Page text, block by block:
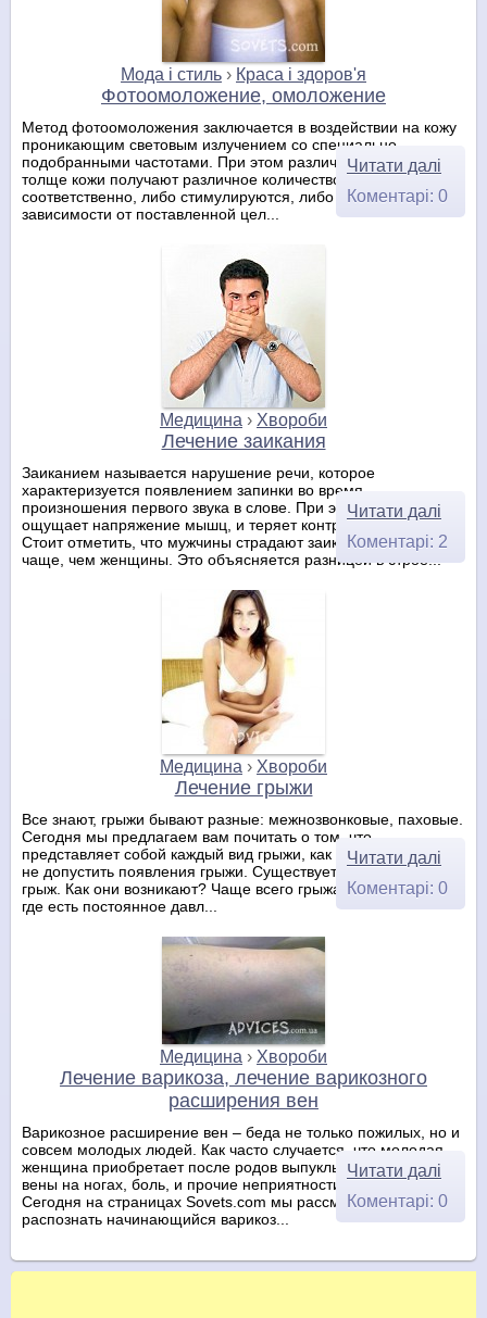
Мода і стиль › Краса і здоров'я
Фотоомоложение, омоложение
Метод фотоомоложения заключается в воздействии на кожу
проникающим световым излучением со специально
подобранными частотами. При этом различные структуры в
толще кожи получают различное количество энергии – и,
соответственно, либо стимулируются, либо разрушаются – в
зависимости от поставленной цел...
Читати далі
Коментарі: 0
Медицина › Хвороби
Лечение заикания
Заиканием называется нарушение речи, которое
характеризуется появлением запинки во время
произношения первого звука в слове. При этом заика
ощущает напряжение мышц, и теряет контроль над речью.
Стоит отметить, что мужчины страдают заиканием намного
чаще, чем женщины. Это объясняется разницей в строе...
Читати далі
Коментарі: 2
Медицина › Хвороби
Лечение грыжи
Все знают, грыжи бывают разные: межнозвонковые, паховые.
Сегодня мы предлагаем вам почитать о том, что
представляет собой каждый вид грыжи, как его лечить и как
не допустить появления грыжи. Существует множество видов
грыж. Как они возникают? Чаще всего грыжа появляется там,
где есть постоянное давл...
Читати далі
Коментарі: 0
Медицина › Хвороби
Лечение варикоза, лечение варикозного
расширения вен
Варикозное расширение вен – беда не только пожилых, но и
совсем молодых людей. Как часто случается, что молодая
женщина приобретает после родов выпуклые узловатые
вены на ногах, боль, и прочие неприятности варикоза.
Сегодня на страницах Sovets.com мы рассмотрим, как
распознать начинающийся варикоз...
Читати далі
Коментарі: 0